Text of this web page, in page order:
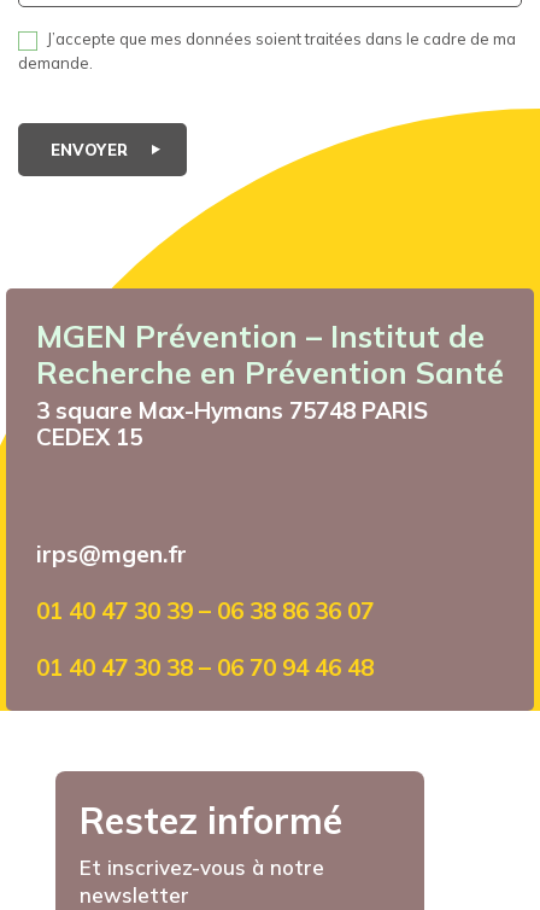
J’accepte que mes données soient traitées dans le cadre de ma
demande.
ENVOYER
MGEN Prévention – Institut de
Recherche en Prévention Santé
3 square Max-Hymans 75748 PARIS
CEDEX 15
irps@mgen.fr
01 40 47 30 39 – 06 38 86 36 07
01 40 47 30 38 – 06 70 94 46 48
Restez informé
Et inscrivez-vous à notre
newsletter